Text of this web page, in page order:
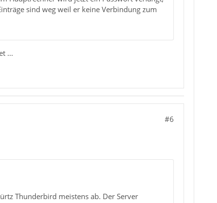
sind weg weil er keine Verbindung zum
...
#6
Thunderbird meistens ab. Der Server